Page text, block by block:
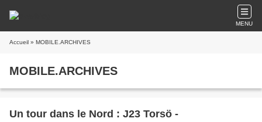
MENU
Accueil » MOBILE.ARCHIVES
MOBILE.ARCHIVES
Un tour dans le Nord : J23 Torsö -